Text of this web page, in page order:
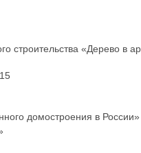
«Дерево в
домостроения в России»